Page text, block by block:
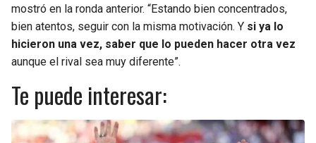
mostró en la ronda anterior. “Estando bien concentrados,
bien atentos, seguir con la misma motivación. Y si ya lo
hicieron una vez, saber que lo pueden hacer otra vez
aunque el rival sea muy diferente”.
Te puede interesar: